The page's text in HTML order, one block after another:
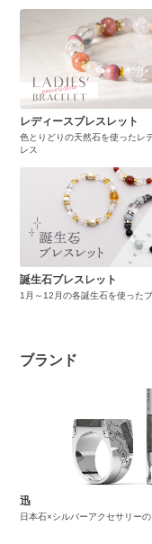
レディースブレスレット
色とりどりの天然石を使ったレ
レス
誕生石ブレスレット
1月～12月の各誕生石を使った
ブランド
迅
日本石×シルバーアクセサリー